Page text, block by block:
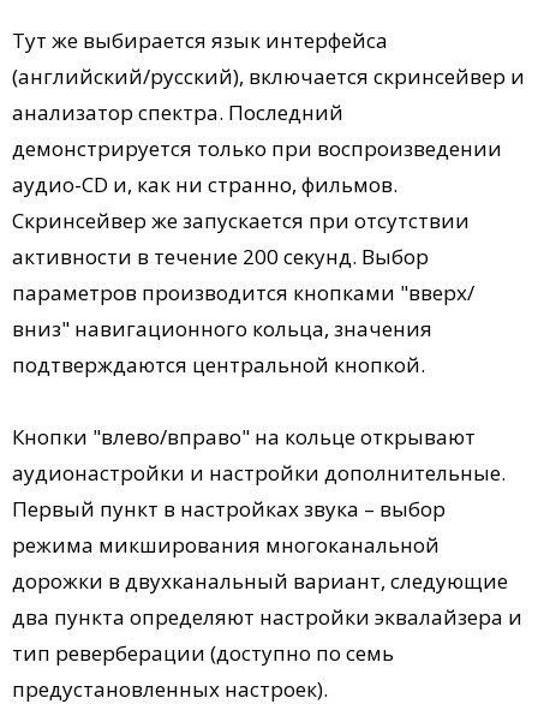
Тут же выбирается язык интерфейса
(английский/русский), включается скринсейвер и
анализатор спектра. Последний
демонстрируется только при воспроизведении
аудио-CD и, как ни странно, фильмов.
Скринсейвер же запускается при отсутствии
активности в течение 200 секунд. Выбор
параметров производится кнопками "вверх/
вниз" навигационного кольца, значения
подтверждаются центральной кнопкой.
Кнопки "влево/вправо" на кольце открывают
аудионастройки и настройки дополнительные.
Первый пункт в настройках звука – выбор
режима микширования многоканальной
дорожки в двухканальный вариант, следующие
два пункта определяют настройки эквалайзера и
тип реверберации (доступно по семь
предустановленных настроек).